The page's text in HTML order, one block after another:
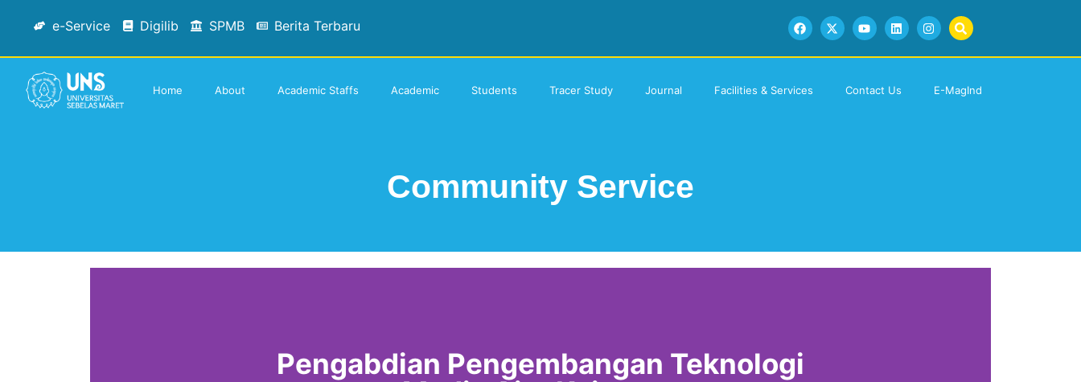
e-Service Digilib SPMB Berita Terbaru
Home About Academic Staffs Academic Students Tracer Study Journal Facilities & Services Contact Us E-MagInd
Community Service
Pengabdian Pengembangan Teknologi